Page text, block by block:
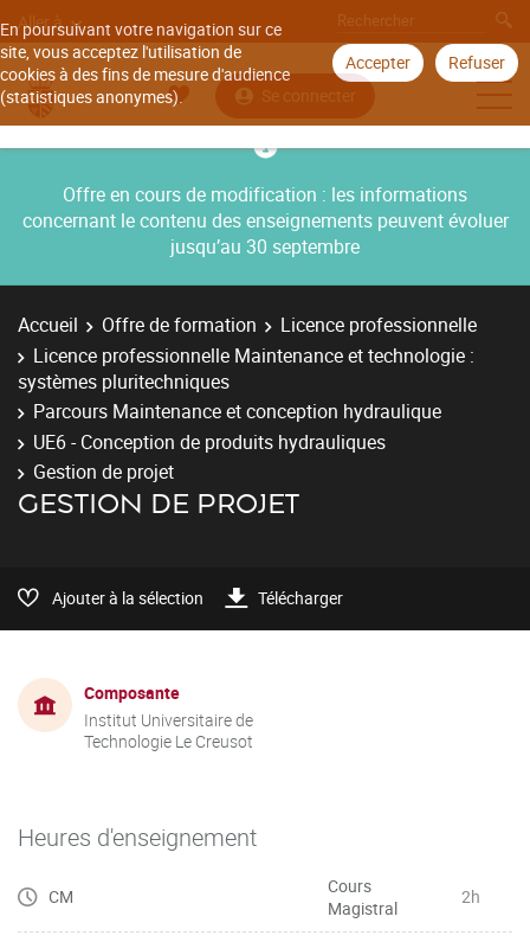
En poursuivant votre navigation sur ce
site, vous acceptez l'utilisation de
cookies à des fins de mesure d'audience
(statistiques anonymes).
Accepter Refuser
Aller à
Se connecter
Offre en cours de modification : les informations
concernant le contenu des enseignements peuvent évoluer
jusqu’au 30 septembre
Accueil Offre de formation
Licence professionnelle
Licence professionnelle Maintenance et technologie :
systèmes pluritechniques
Parcours Maintenance et conception hydraulique
UE6 - Conception de produits hydrauliques
Gestion de projet
GESTION DE PROJET
Ajouter à la sélection Télécharger
Composante
Institut Universitaire de
Technologie Le Creusot
Heures d'enseignement
CM
Cours
Magistral
2h